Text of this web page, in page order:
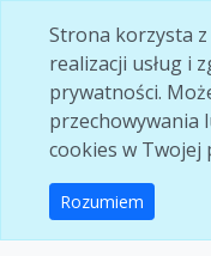
Strona korzysta
realizacji usług i
prywatności.
przechowywania
cookies w Twojej
Rozumiem